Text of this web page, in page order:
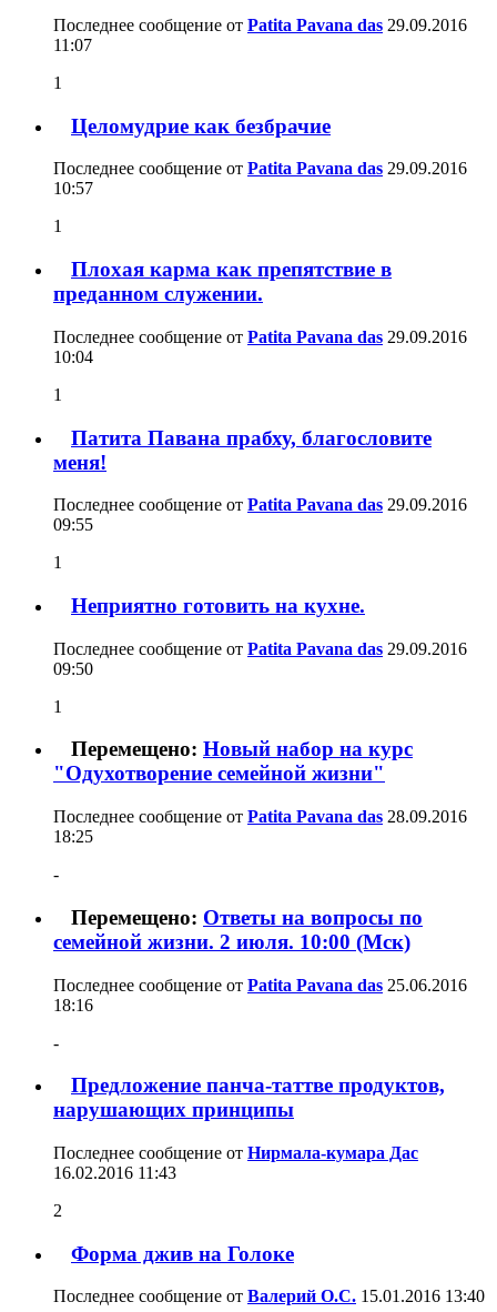
Последнее сообщение от Patita Pavana das 29.09.2016
11:07
1
Целомудрие как безбрачие
Последнее сообщение от Patita Pavana das 29.09.2016
10:57
1
Плохая карма как препятствие в
преданном служении.
Последнее сообщение от Patita Pavana das 29.09.2016
10:04
1
Патита Павана прабху, благословите
меня!
Последнее сообщение от Patita Pavana das 29.09.2016
09:55
1
Неприятно готовить на кухне.
Последнее сообщение от Patita Pavana das 29.09.2016
09:50
1
Перемещено: Новый набор на курс
"Одухотворение семейной жизни"
Последнее сообщение от Patita Pavana das 28.09.2016
18:25
-
Перемещено: Ответы на вопросы по
семейной жизни. 2 июля. 10:00 (Мск)
Последнее сообщение от Patita Pavana das 25.06.2016
18:16
-
Предложение панча-таттве продуктов,
нарушающих принципы
Последнее сообщение от Нирмала-кумара Дас
16.02.2016 11:43
2
Форма джив на Голоке
Последнее сообщение от Валерий О.С. 15.01.2016 13:40